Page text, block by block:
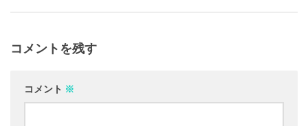
コメントを残す
コメント ※